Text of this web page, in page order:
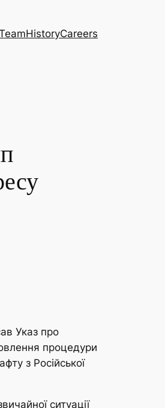
HistoryCareers
Указ про
процедури
з Російської
ситуації